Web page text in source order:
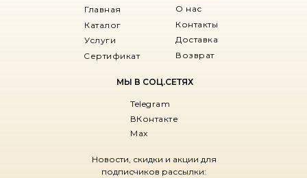
Новости, скидки и акции для
подписчиков рассылки:
Главная
Услуги Доставка
О нас
Контакты
Каталог
Возврат
Сертификат
МЫ В СОЦ.СЕТЯХ
Telegram
ВКонтакте
Max